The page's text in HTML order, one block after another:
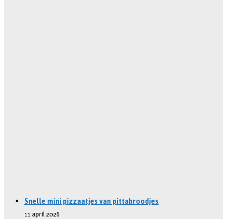
Snelle mini pizzaatjes van pittabroodjes
11 april 2026